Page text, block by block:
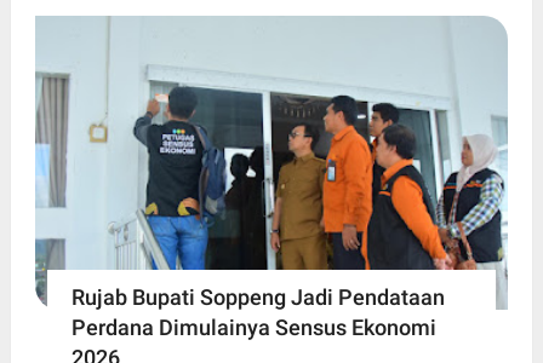
Rujab Bupati Soppeng Jadi Pendataan
Perdana Dimulainya Sensus Ekonomi